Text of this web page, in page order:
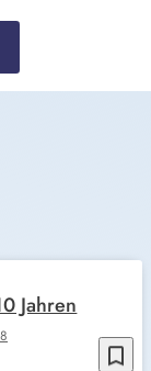
bookmark_border
Jahren